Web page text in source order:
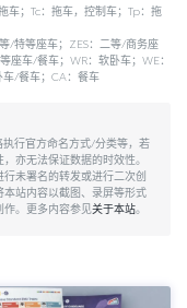
车；Tc：拖车，控制车；Tp：拖
/特等座车；ZES：二等/商务座
座车/餐车；WR：软卧车；WE：
车/餐车；CA：餐车
执行官方命名方式/分类等，若
亦无法保证数据的时效性。
未署名的转发或进行二次创
站内容以截图、录屏等形式
作。更多内容参见关于本站。